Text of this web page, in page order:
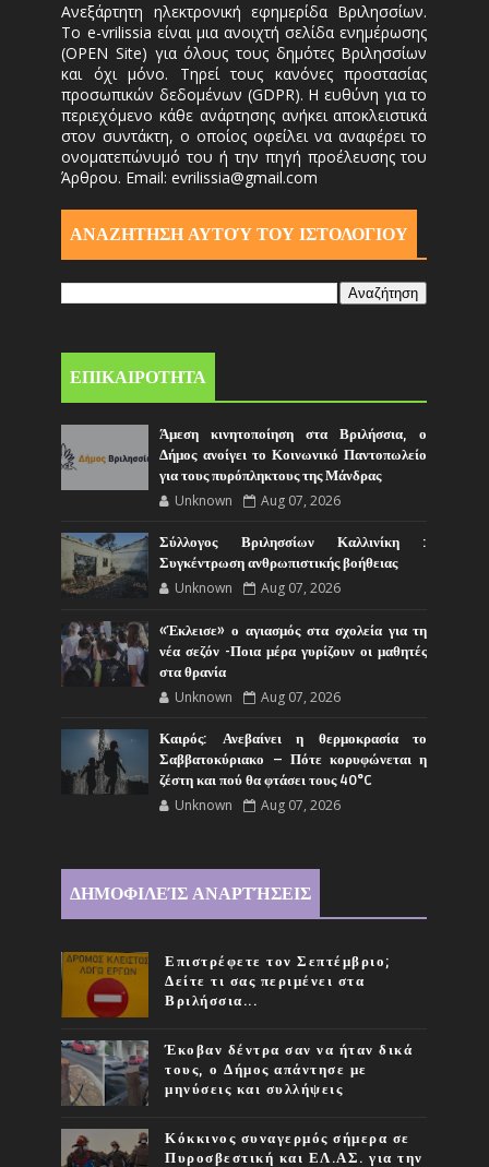
Ανεξάρτητη ηλεκτρονική εφημερίδα Βριλησσίων.
Το e-vrilissia είναι μια ανοιχτή σελίδα ενημέρωσης
(OPEN Site) για όλους τους δημότες Βριλησσίων
και όχι μόνο. Τηρεί τους κανόνες προστασίας
προσωπικών δεδομένων (GDPR). Η ευθύνη για το
περιεχόμενο κάθε ανάρτησης ανήκει αποκλειστικά
στον συντάκτη, ο οποίος οφείλει να αναφέρει το
ονοματεπώνυμό του ή την πηγή προέλευσης του
Άρθρου. Email: evrilissia@gmail.com
ΑΝΑΖΗΤΗΣΗ ΑΥΤΟΎ ΤΟΥ ΙΣΤΟΛΟΓΙΟΥ
ΕΠΙΚΑΙΡΟΤΗΤΑ
Άμεση κινητοποίηση στα Βριλήσσια, ο
Δήμος ανοίγει το Κοινωνικό Παντοπωλείο
για τους πυρόπληκτους της Μάνδρας
Unknown Aug 07, 2026
Σύλλογος Βριλησσίων Καλλινίκη :
Συγκέντρωση ανθρωπιστικής βοήθειας
Unknown Aug 07, 2026
«Έκλεισε» ο αγιασμός στα σχολεία για τη
νέα σεζόν -Ποια μέρα γυρίζουν οι μαθητές
στα θρανία
Unknown Aug 07, 2026
Καιρός: Ανεβαίνει η θερμοκρασία το
Σαββατοκύριακο – Πότε κορυφώνεται η
ζέστη και πού θα φτάσει τους 40°C
Unknown Aug 07, 2026
ΔΗΜΟΦΙΛΕΊΣ ΑΝΑΡΤΉΣΕΙΣ
Επιστρέφετε τον Σεπτέμβριο;
Δείτε τι σας περιμένει στα
Βριλήσσια...
Έκοβαν δέντρα σαν να ήταν δικά
τους, ο Δήμος απάντησε με
μηνύσεις και συλλήψεις
Κόκκινος συναγερμός σήμερα σε
Πυροσβεστική και ΕΛ.ΑΣ. για την